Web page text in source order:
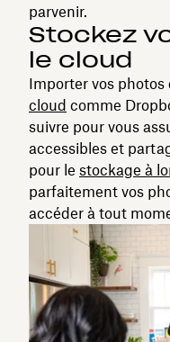
parvenir.
Stockez
le cloud
Importer vos photos
cloud comme
suivre pour vous
accessibles et
pour le stockage à
parfaitement vos
accéder à tout